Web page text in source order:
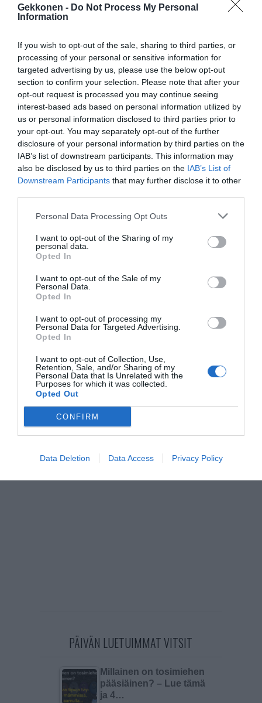
Gekkonen - Do Not Process My Personal
Information
If you wish to opt-out of the sale, sharing to third parties, or
processing of your personal or sensitive information for
targeted advertising by us, please use the below opt-out
section to confirm your selection. Please note that after your
opt-out request is processed you may continue seeing
interest-based ads based on personal information utilized by
us or personal information disclosed to third parties prior to
your opt-out. You may separately opt-out of the further
disclosure of your personal information by third parties on the
IAB’s list of downstream participants. This information may
also be disclosed by us to third parties on the IAB’s List of
Downstream Participants that may further disclose it to other
Personal Data Processing Opt Outs
I want to opt-out of the Sharing of my
personal data.
Opted In
I want to opt-out of the Sale of my
Personal Data.
Opted In
I want to opt-out of processing my
Personal Data for Targeted Advertising.
Opted In
I want to opt-out of Collection, Use,
Retention, Sale, and/or Sharing of my
Personal Data that Is Unrelated with the
Purposes for which it was collected.
Opted Out
CONFIRM
Data Deletion Data Access Privacy Policy
Jaa artikkeli:
F
a
c
e
b
o
o
k
M
e
ss
e
n
g
er
X W
h
at
s
A
p
p
C
o
p
y
Li
n
k
S
h
ar
e
PÄIVÄN LUETUIMMAT VITSIT
Millainen on tosimiehen
pääsiäinen? – Lue tämä
ja 4…